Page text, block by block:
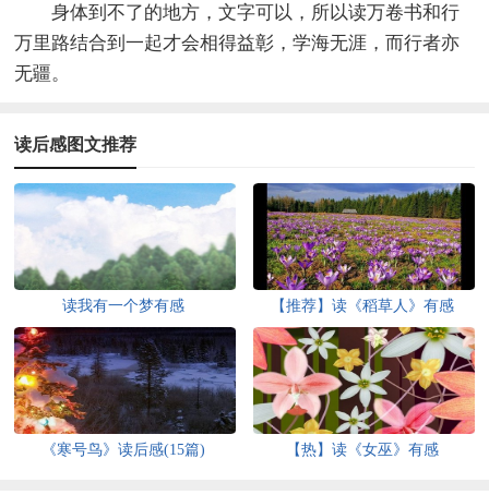
身体到不了的地方，文字可以，所以读万卷书和行
万里路结合到一起才会相得益彰，学海无涯，而行者亦
无疆。
读后感图文推荐
读我有一个梦有感 【推荐】读《稻草人》有感
《寒号鸟》读后感(15篇) 【热】读《女巫》有感